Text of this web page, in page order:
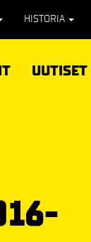
HISTORIA
UUTISET